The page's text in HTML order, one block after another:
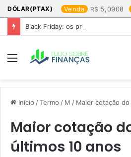
DÓLAR(PTAX) Venda 5,0908
Black Friday: os produtos que
Menu
Início /Termo / M / Maior cotação
Maior cotação
últimos 10 anos​